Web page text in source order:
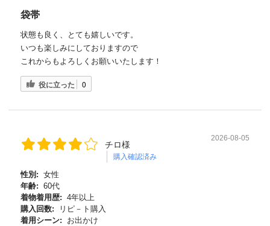
袋帯
状態も良く、とても嬉しいです。
いつも楽しみにしておりますので
これからもよろしくお願いいたします！
役に立った 0
チロ様
購入確認済み
2026-08-05
性別: 女性
年齢: 60代
着物着用歴: 4年以上
購入回数:
リピ－ト購入
着用シーン:
お出かけ